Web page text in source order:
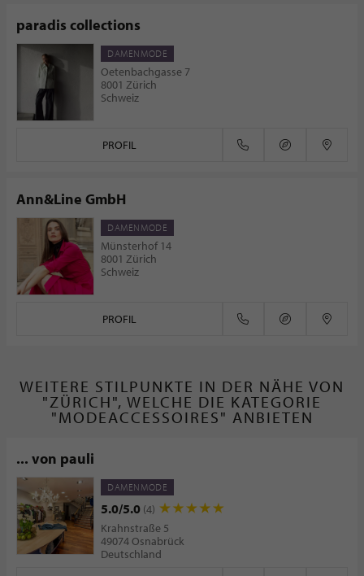
paradis collections
DAMENMODE
Oetenbachgasse 7
8001 Zürich
Schweiz
PROFIL
Ann&Line GmbH
DAMENMODE
Münsterhof 14
8001 Zürich
Schweiz
PROFIL
WEITERE STILPUNKTE IN DER NÄHE VON
"ZÜRICH", WELCHE DIE KATEGORIE
"MODEACCESSOIRES" ANBIETEN
... von pauli
DAMENMODE
5.0/5.0 (4)
Krahnstraße 5
49074 Osnabrück
Deutschland